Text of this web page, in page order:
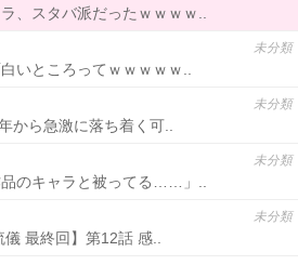
、スタバ派だったｗｗｗｗ..
未分類
いところってｗｗｗｗｗ..
未分類
から急激に落ち着く可..
未分類
のキャラと被ってる……」..
未分類
最終回】第12話 感..